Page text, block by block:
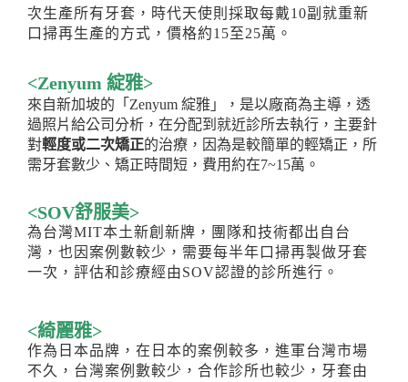
次生產所有牙套，時代天使則採取每戴10副就重新
口掃再生產的方式，價格約15至25萬。
<Zenyum 綻雅>
來自新加坡的「 Zenyum 綻雅」，是以廠商為主導，透
過照片給公司分析，在分配到就近診所去執行，主要針
對輕度或二次矯正的治療，因為是較簡單的輕矯正，所
需牙套數少、矯正時間短，費用約在7~15萬。
<SOV舒服美>
為台灣MIT本土新創新牌，團隊和技術都出自台
灣，也因案例數較少，需要每半年口掃再製做牙套
一次，評估和診療經由SOV認證的診所進行。
<綺麗雅>
作為日本品牌，在日本的案例較多，進軍台灣市場
不久，台灣案例數較少，合作診所也較少，牙套由